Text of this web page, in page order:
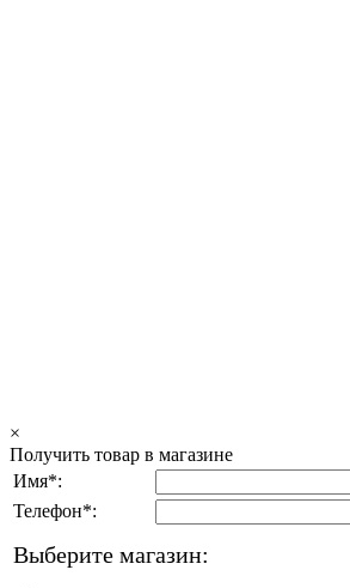
×
Получить товар в магазине
Имя*:
Телефон*:
Выберите магазин: